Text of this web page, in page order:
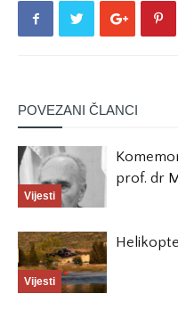
POVEZANI ČLANCI
Vijesti
prof. dr
Vijesti